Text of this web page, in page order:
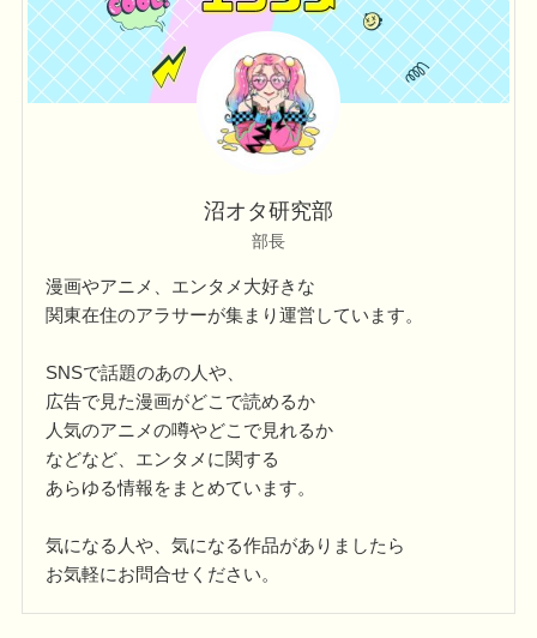
沼オタ研究部
部長
漫画やアニメ、エンタメ大好きな
関東在住のアラサーが集まり運営しています。
SNSで話題のあの人や、
広告で見た漫画がどこで読めるか
人気のアニメの噂やどこで見れるか
などなど、エンタメに関する
あらゆる情報をまとめています。
気になる人や、気になる作品がありましたら
お気軽にお問合せください。